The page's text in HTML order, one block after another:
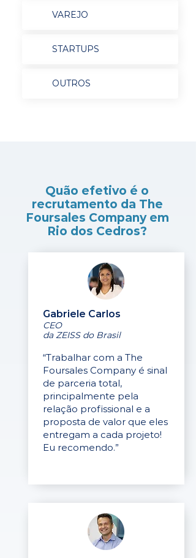
VAREJO
STARTUPS
OUTROS
Quão efetivo é o
recrutamento da The
Foursales Company em
Rio dos Cedros?
Gabriele Carlos
CEO
da ZEISS do Brasil
“Trabalhar com a The
Foursales Company é sinal
de parceria total,
principalmente pela
relação profissional e a
proposta de valor que eles
entregam a cada projeto!
Eu recomendo.”